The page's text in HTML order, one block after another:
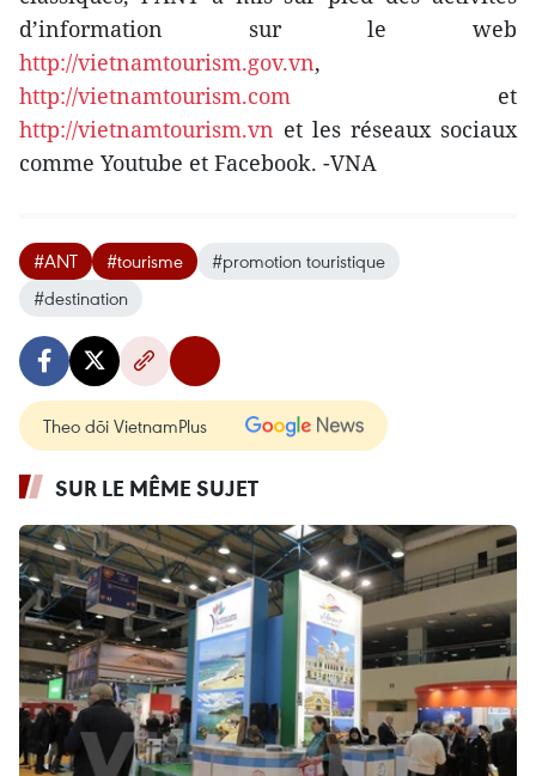
d’information sur le web
http://vietnamtourism.gov.vn,
http://vietnamtourism.com et
http://vietnamtourism.vn et les réseaux sociaux
comme ​Youtube​ et Facebook. -VNA
#ANT #tourisme
#promotion touristique
#destination
Theo dõi VietnamPlus
SUR LE MÊME SUJET